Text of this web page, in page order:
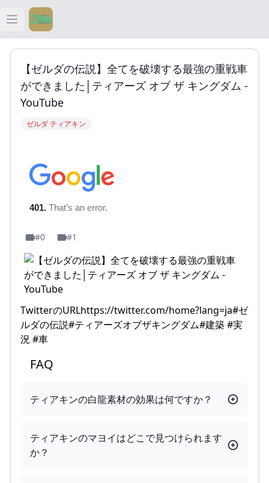
Open main menu
ティアキン
ティアキン 祠
【ゼルダの伝説】全てを破壊する最強の重戦車
ができました│ティアーズ オブ ザ キングダム -
YouTube
ゼルダ ティアキン
#0 #1
TwitterのURLhttps://twitter.com/home?lang=ja#ゼ
ルダの伝説#ティアーズオブザキングダム#建築 #実
況 #車
FAQ
ティアキンの白龍素材の効果は何ですか？
ティアキンのマヨイはどこで見つけられます
か？